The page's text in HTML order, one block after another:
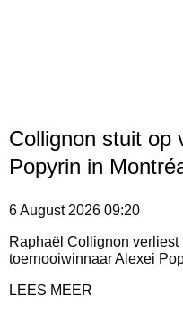
Collignon stuit op
Popyrin in
6 August 2026 09:20
Raphaël Collignon
toernooiwinnaar Alexei
LEES MEER